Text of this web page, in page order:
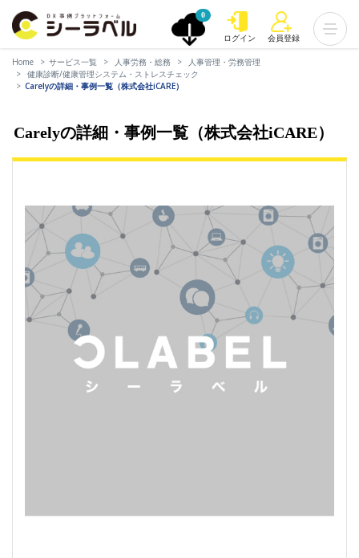
0
ログイン 会員登録
Home サービス一覧 人事労務・総務
人事管理・労務管理
健康診断/健康管理システム・ストレスチェック
Carelyの詳細・事例一覧（株式会社iCARE）
Carelyの詳細・事例一覧（株式会社iCARE）